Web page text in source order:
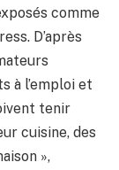
comme
D’après
à l’emploi et
tenir
cuisine, des
»,